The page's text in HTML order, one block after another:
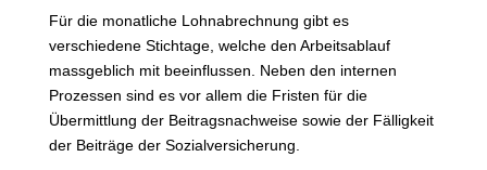
Für die monatliche Lohnabrechnung gibt es
verschiedene Stichtage, welche den Arbeitsablauf
massgeblich mit beeinflussen. Neben den internen
Prozessen sind es vor allem die Fristen für die
Übermittlung der Beitragsnachweise sowie der Fälligkeit
der Beiträge der Sozialversicherung.